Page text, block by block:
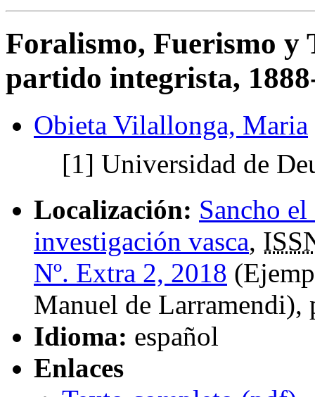
Foralismo, Fuerismo y
partido integrista,
Obieta Vilallonga, Maria
[1] Universidad de
Localización: Sancho
investigación vasca,
Nº. Extra 2, 2018
Manuel de Larramendi),
Idioma: español
Enlaces